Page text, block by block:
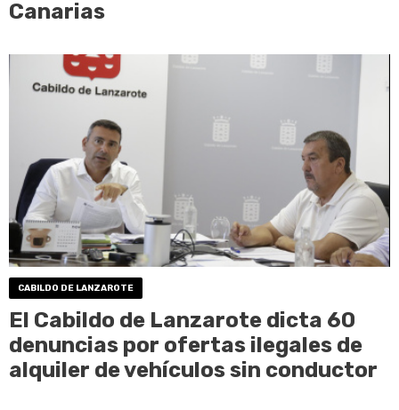
Canarias
CABILDO DE LANZAROTE
El Cabildo de Lanzarote dicta 60
denuncias por ofertas ilegales de
alquiler de vehículos sin conductor